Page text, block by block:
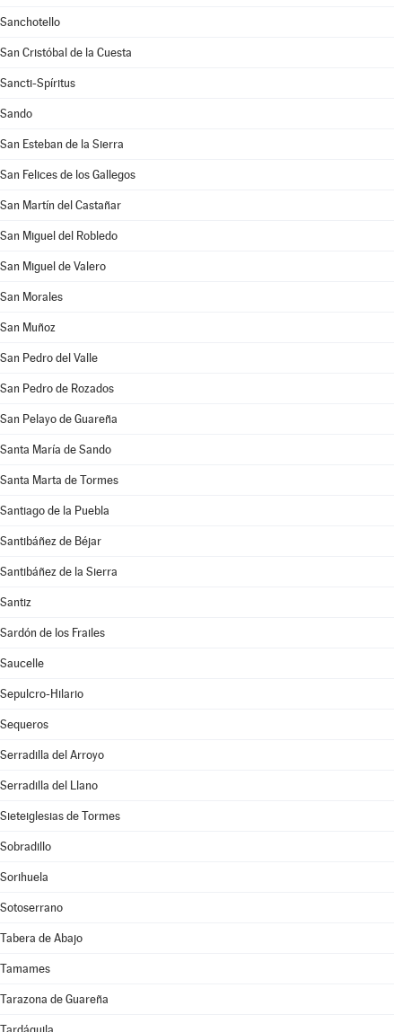
Sanchotello
San Cristóbal de la Cuesta
Sancti-Spíritus
Sando
San Esteban de la Sierra
San Felices de los Gallegos
San Martín del Castañar
San Miguel del Robledo
San Miguel de Valero
San Morales
San Muñoz
San Pedro del Valle
San Pedro de Rozados
San Pelayo de Guareña
Santa María de Sando
Santa Marta de Tormes
Santiago de la Puebla
Santibáñez de Béjar
Santibáñez de la Sierra
Santiz
Sardón de los Frailes
Saucelle
Sepulcro-Hilario
Sequeros
Serradilla del Arroyo
Serradilla del Llano
Sieteiglesias de Tormes
Sobradillo
Sorihuela
Sotoserrano
Tabera de Abajo
Tamames
Tarazona de Guareña